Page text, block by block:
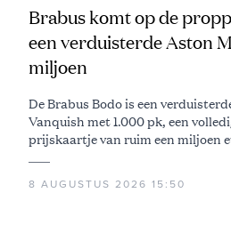
Brabus komt op de
een verduisterde Aston
miljoen
De Brabus Bodo is een
Vanquish met 1.000 pk, een
prijskaartje van ruim een miljoen
8 AUGUSTUS 2026 15:50